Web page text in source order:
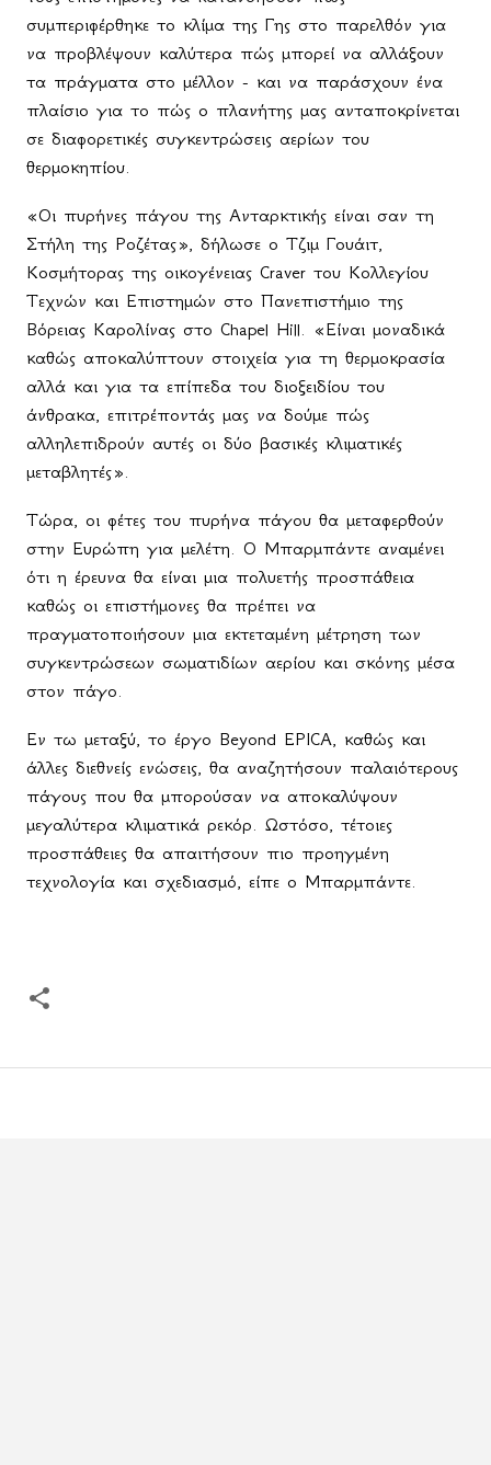
συμπεριφέρθηκε το κλίμα της Γης στο παρελθόν για
να προβλέψουν καλύτερα πώς μπορεί να αλλάξουν
τα πράγματα στο μέλλον - και να παράσχουν ένα
πλαίσιο για το πώς ο πλανήτης μας ανταποκρίνεται
σε διαφορετικές συγκεντρώσεις αερίων του
θερμοκηπίου.
«Οι πυρήνες πάγου της Ανταρκτικής είναι σαν τη
Στήλη της Ροζέτας», δήλωσε ο Τζιμ Γουάιτ,
Κοσμήτορας της οικογένειας Craver του Κολλεγίου
Τεχνών και Επιστημών στο Πανεπιστήμιο της
Βόρειας Καρολίνας στο Chapel Hill. «Είναι μοναδικά
καθώς αποκαλύπτουν στοιχεία για τη θερμοκρασία
αλλά και για τα επίπεδα του διοξειδίου του
άνθρακα, επιτρέποντάς μας να δούμε πώς
αλληλεπιδρούν αυτές οι δύο βασικές κλιματικές
μεταβλητές».
Τώρα, οι φέτες του πυρήνα πάγου θα μεταφερθούν
στην Ευρώπη για μελέτη. Ο Μπαρμπάντε αναμένει
ότι η έρευνα θα είναι μια πολυετής προσπάθεια
καθώς οι επιστήμονες θα πρέπει να
πραγματοποιήσουν μια εκτεταμένη μέτρηση των
συγκεντρώσεων σωματιδίων αερίου και σκόνης μέσα
στον πάγο.
Εν τω μεταξύ, το έργο Beyond EPICA, καθώς και
άλλες διεθνείς ενώσεις, θα αναζητήσουν παλαιότερους
πάγους που θα μπορούσαν να αποκαλύψουν
μεγαλύτερα κλιματικά ρεκόρ. Ωστόσο, τέτοιες
προσπάθειες θα απαιτήσουν πιο προηγμένη
τεχνολογία και σχεδιασμό, είπε ο Μπαρμπάντε.